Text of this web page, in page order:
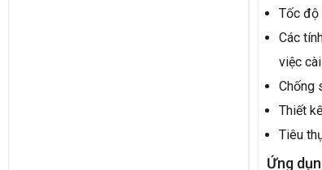
Tốc độ
Các
việc
Chống
Thiết
Tiêu
Ứng